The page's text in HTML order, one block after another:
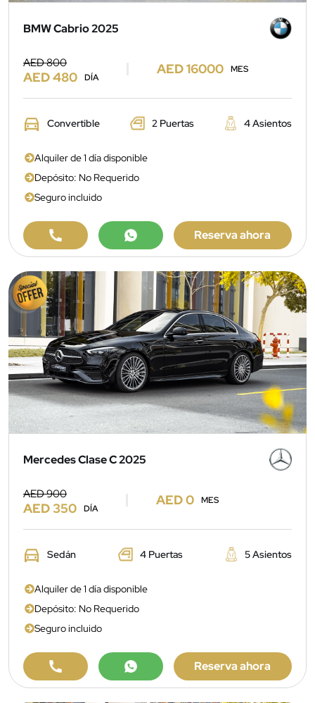
BMW Cabrio 2025
AED 800
AED 480 DÍA
AED 16000 MES
Convertible 2 Puertas 4 Asientos
Alquiler de 1 día disponible
Depósito: No Requerido
Seguro incluido
Reserva ahora
Mercedes Clase C 2025
AED 900
AED 350 DÍA
AED 0 MES
Sedán 4 Puertas 5 Asientos
Alquiler de 1 día disponible
Depósito: No Requerido
Seguro incluido
Reserva ahora